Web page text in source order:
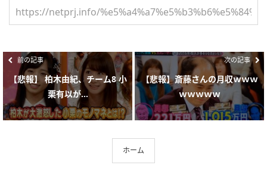
前の記事
【悲報】 柏木由紀、チーム8 小
栗有以が...
次の記事
【悲報】斎藤さんの月収ｗｗｗ
ｗｗｗｗｗ
ホーム